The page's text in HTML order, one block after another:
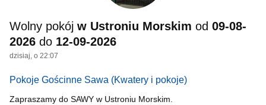
Wolny pokój w Ustroniu Morskim od 09-08-
2026 do 12-09-2026
dzisiaj, o 22:07
Pokoje Gościnne Sawa (Kwatery i pokoje)
Zapraszamy do SAWY w Ustroniu Morskim.